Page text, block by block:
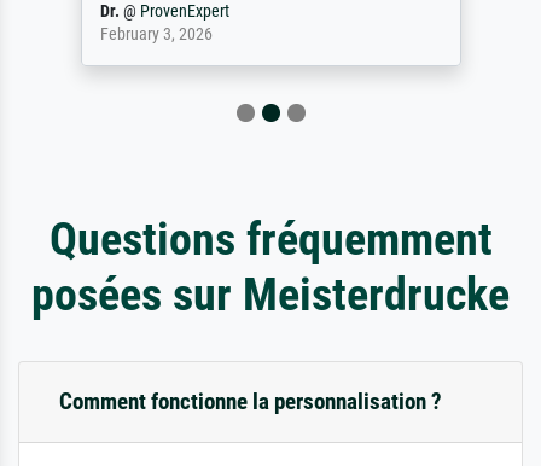
Dr. @ ProvenExpert
February 3, 2026
Questions fréquemment
posées sur Meisterdrucke
Comment fonctionne la personnalisation ?